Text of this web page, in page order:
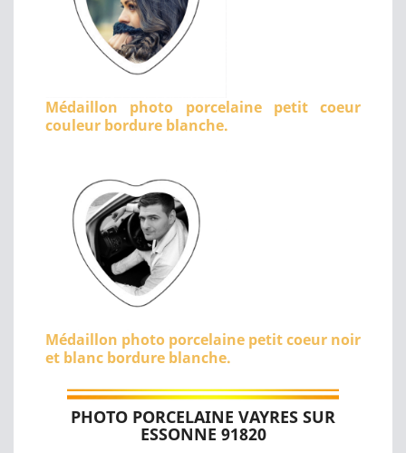
Médaillon photo porcelaine petit coeur
couleur bordure blanche.
Médaillon photo porcelaine petit coeur noir
et blanc bordure blanche.
PHOTO PORCELAINE VAYRES SUR
ESSONNE 91820